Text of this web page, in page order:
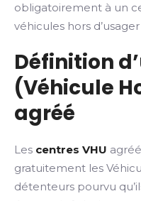
obligatoirement à un
véhicules hors
Définition
(Véhicule
agréé
Les centres VHU
gratuitement les
détenteurs pourvu